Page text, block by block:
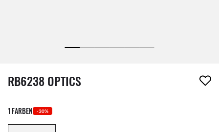
1 Artikel wurde von deiner Wunschliste entfernt
RB6238 OPTICS
1 FARBEN -30%